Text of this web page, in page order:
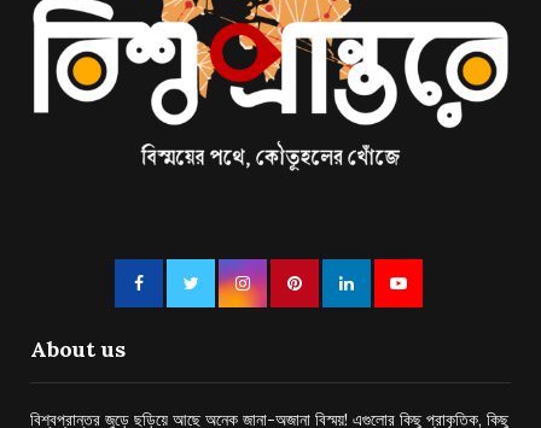
About us
বিশ্বপ্রান্তর জুড়ে ছড়িয়ে আছে অনেক জানা-অজানা বিস্ময়! এগুলোর কিছু প্রাকৃতিক, কিছু